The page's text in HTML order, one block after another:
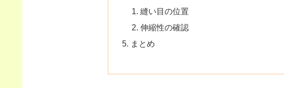
縫い目の位置
伸縮性の確認
まとめ